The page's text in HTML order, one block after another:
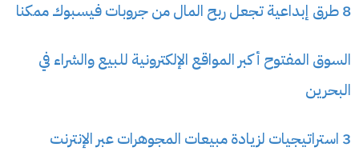
8 طرق إبداعية تجعل ربح المال من جروبات فيسبوك ممكنا
السوق المفتوح أكبر المواقع الإلكترونية للبيع والشراء في
البحرين
3 استراتيجيات لزيادة مبيعات المجوهرات عبر الإنترنت